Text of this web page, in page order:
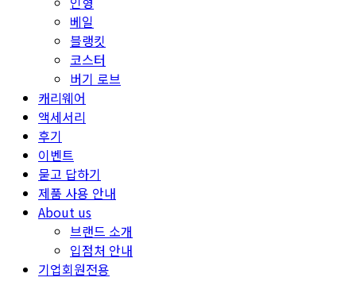
베일
블랭킷
코스터
버기 로브
캐리웨어
액세서리
후기
이벤트
묻고 답하기
제품 사용 안내
About us
브랜드 소개
입점처 안내
기업회원전용